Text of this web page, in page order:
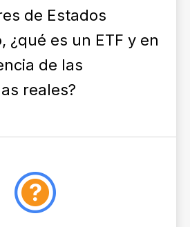
de Estados
¿qué es un ETF y en
de las
reales?